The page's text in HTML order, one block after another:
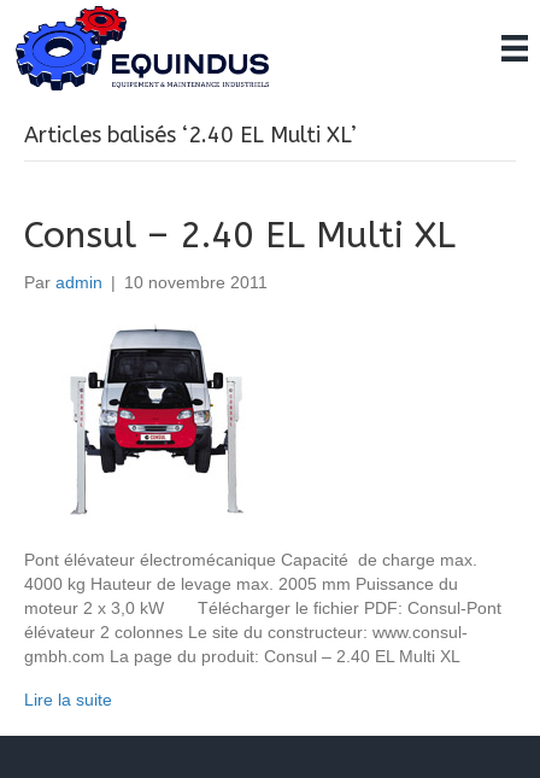
Articles balisés ‘2.40 EL Multi XL’
Consul – 2.40 EL Multi XL
Par admin | 10 novembre 2011
Pont élévateur électromécanique Capacité de charge max.
4000 kg Hauteur de levage max. 2005 mm Puissance du
moteur 2 x 3,0 kW Télécharger le fichier PDF: Consul-Pont
élévateur 2 colonnes Le site du constructeur: www.consul-
gmbh.com La page du produit: Consul – 2.40 EL Multi XL
Lire la suite